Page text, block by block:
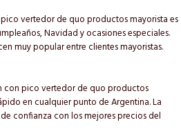
vertedor de quo productos mayorista es
Navidad y ocasiones especiales.
muy popular entre clientes mayoristas.
con pico vertedor de quo productos
en cualquier punto de Argentina. La
confianza con los mejores precios del